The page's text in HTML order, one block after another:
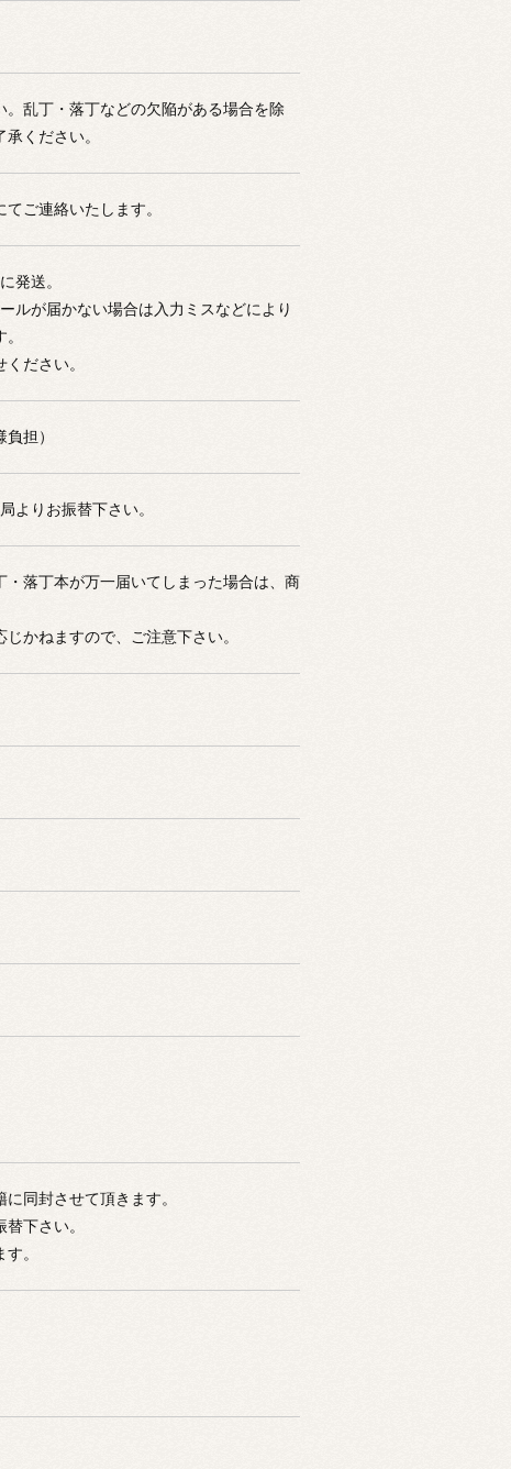
乱丁・落丁などの欠陥がある場合を除
ください。
ご連絡いたします。
発送。
ルが届かない場合は入力ミスなどにより
ださい。
担）
よりお振替下さい。
落丁本が万一届いてしまった場合は、商
かねますので、ご注意下さい。
同封させて頂きます。
下さい。
。